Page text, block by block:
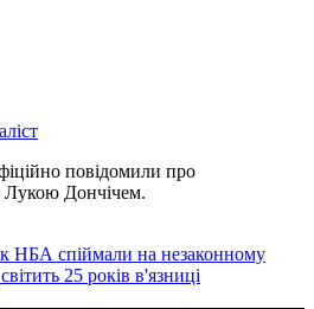
повідомили про
Лукою Дончічем.
НБА спіймали на незаконному
25 років в'язниці